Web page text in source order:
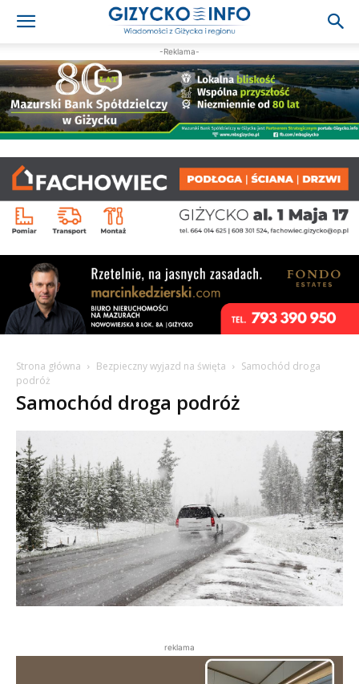
-Reklama-
Strona główna Bezpieczny wyjazd na święta
Samochód droga
podróż
Samochód droga podróż
reklama